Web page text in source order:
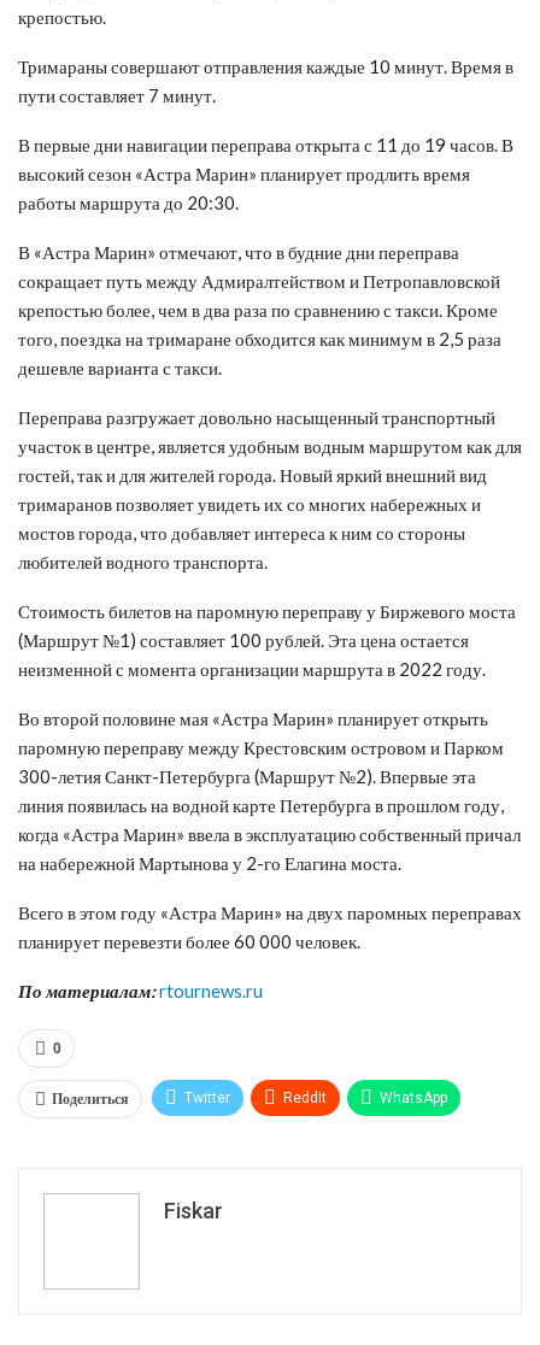
крепостью.
Тримараны совершают отправления каждые 10 минут. Время в
пути составляет 7 минут.
В первые дни навигации переправа открыта с 11 до 19 часов. В
высокий сезон «Астра Марин» планирует продлить время
работы маршрута до 20:30.
В «Астра Марин» отмечают, что в будние дни переправа
сокращает путь между Адмиралтейством и Петропавловской
крепостью более, чем в два раза по сравнению с такси. Кроме
того, поездка на тримаране обходится как минимум в 2,5 раза
дешевле варианта с такси.
Переправа разгружает довольно насыщенный транспортный
участок в центре, является удобным водным маршрутом как для
гостей, так и для жителей города. Новый яркий внешний вид
тримаранов позволяет увидеть их со многих набережных и
мостов города, что добавляет интереса к ним со стороны
любителей водного транспорта.
Стоимость билетов на паромную переправу у Биржевого моста
(Маршрут №1) составляет 100 рублей. Эта цена остается
неизменной с момента организации маршрута в 2022 году.
Во второй половине мая «Астра Марин» планирует открыть
паромную переправу между Крестовским островом и Парком
300-летия Санкт-Петербурга (Маршрут №2). Впервые эта
линия появилась на водной карте Петербурга в прошлом году,
когда «Астра Марин» ввела в эксплуатацию собственный причал
на набережной Мартынова у 2-го Елагина моста.
Всего в этом году «Астра Марин» на двух паромных переправах
планирует перевезти более 60 000 человек.
По материалам:rtournews.ru
0
Поделиться Twitter ReddIt WhatsApp
Fiskar